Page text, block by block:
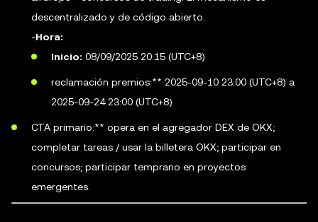
descentralizado y de código abierto.
-Hora:
Inicio: 08/09/2025 20:15 (UTC+8)
reclamación premios:** 2025-09-10 23:00 (UTC+8) a
2025-09-24 23:00 (UTC+8)
CTA primario:** opera en el agregador DEX de OKX;
completar tareas / usar la billetera OKX; participar en
concursos; participar temprano en proyectos
emergentes.